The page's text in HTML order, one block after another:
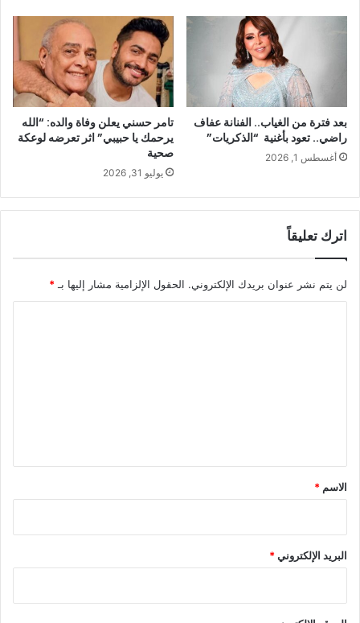
بعد فترة من الغياب.. الفنانة عفاف
راضي.. تعود بأغنية “الذكريات”
أغسطس 1, 2026
تامر حسني يعلن وفاة والده: “الله
يرحمك يا حبيبي” اثر تعرضه لوعكة
صحية
يوليو 31, 2026
اترك تعليقاً
لن يتم نشر عنوان بريدك الإلكتروني. الحقول الإلزامية مشار إليها بـ *
*
الاسم *
البريد الإلكتروني*